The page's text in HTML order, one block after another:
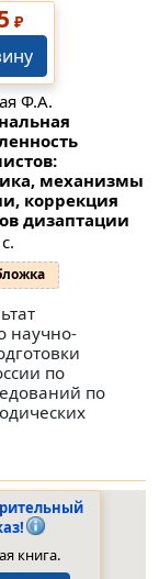
₽
Ф.А.
механизмы
коррекция
дизаптации
научно-
по
по
книга.